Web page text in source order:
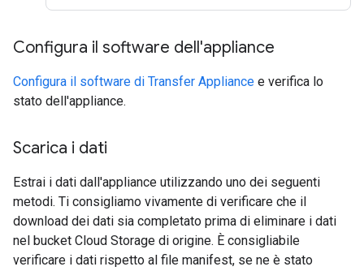
Configura il software dell'appliance
Configura il software di Transfer Appliance e verifica lo
stato dell'appliance.
Scarica i dati
Estrai i dati dall'appliance utilizzando uno dei seguenti
metodi. Ti consigliamo vivamente di verificare che il
download dei dati sia completato prima di eliminare i dati
nel bucket Cloud Storage di origine. È consigliabile
verificare i dati rispetto al file manifest, se ne è stato